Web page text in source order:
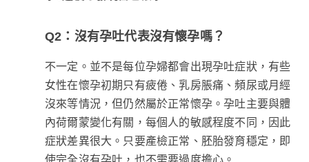
Q2：沒有孕吐代表沒有懷孕嗎？
不一定。並不是每位孕婦都會出現孕吐症狀，有些
女性在懷孕初期只有疲倦、乳房脹痛、頻尿或月經
沒來等情況，但仍然屬於正常懷孕。孕吐主要與體
內荷爾蒙變化有關，每個人的敏感程度不同，因此
症狀差異很大。只要產檢正常、胚胎發育穩定，即
使完全沒有孕吐，也不需要過度擔心。